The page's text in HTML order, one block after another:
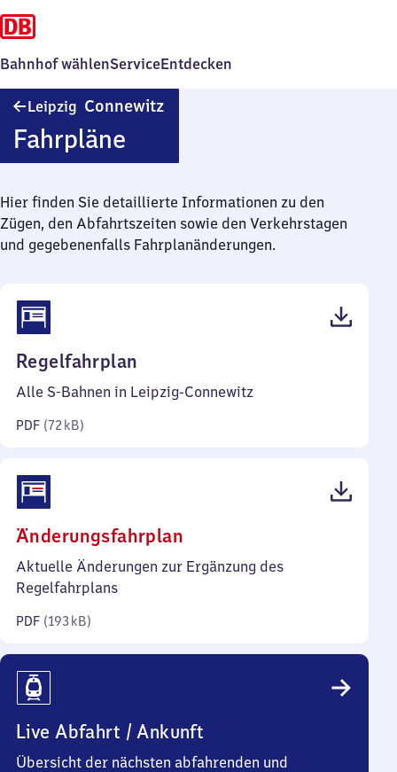
Bahnhof wählenServiceEntdecken
Leipzig Connewitz
Fahrpläne
Hier finden Sie detaillierte Informationen zu den
Zügen, den Abfahrtszeiten sowie den Verkehrstagen
und gegebenenfalls Fahrplanänderungen.
Regelfahrplan
72
Alle S-Bahnen in Leipzig-Connewitz
PDF (72 kB)
Änderungsfahrplan
193
Aktuelle Änderungen zur Ergänzung des
Regelfahrplans
PDF (193 kB)
Live Abfahrt / Ankunft
Übersicht der nächsten abfahrenden und